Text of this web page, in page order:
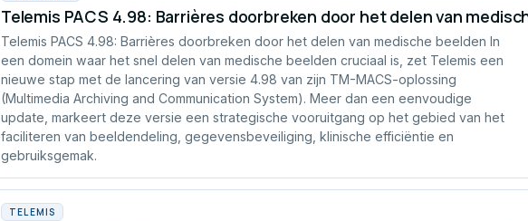
Telemis PACS 4.98: Barrières doorbreken door het delen van
Telemis PACS 4.98: Barrières doorbreken door het delen van medische beelden In
een domein waar het snel delen van medische beelden cruciaal is, zet Telemis een
nieuwe stap met de lancering van versie 4.98 van zijn TM-MACS-oplossing
(Multimedia Archiving and Communication System). Meer dan een eenvoudige
update, markeert deze versie een strategische vooruitgang op het gebied van het
faciliteren van beeldendeling, gegevensbeveiliging, klinische efficiëntie en
gebruiksgemak.
TELEMIS